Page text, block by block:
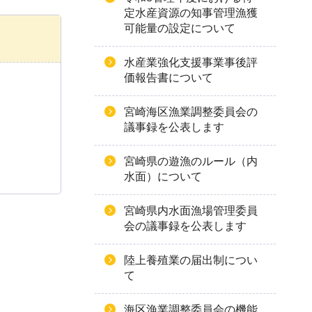
定水産資源の知事管理漁獲
可能量の設定について
水産業強化支援事業事後評
価報告書について
宮崎海区漁業調整委員会の
議事録を公表します
宮崎県の遊漁のルール（内
水面）について
宮崎県内水面漁場管理委員
会の議事録を公表します
陸上養殖業の届出制につい
て
海区漁業調整委員会の機能